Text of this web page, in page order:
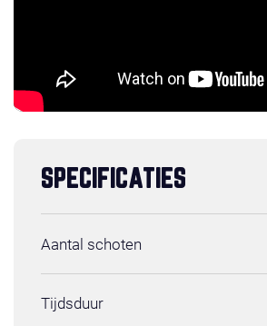
SPECIFICATIES
Aantal schoten
Tijdsduur